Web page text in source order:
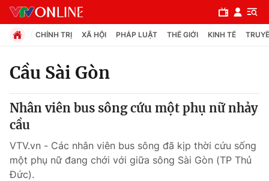
Chuyên mục
Chính trị
Xã hội
CHÍNH TRỊ XÃ HỘI PHÁP LUẬT THẾ GIỚI KINH TẾ
Cầu Sài Gòn
Nhân viên bus sông cứu một phụ nữ nhảy
cầu
VTV.vn - Các nhân viên bus sông đã kịp thời cứu sống
một phụ nữ đang chới với giữa sông Sài Gòn (TP Thủ
Đức).